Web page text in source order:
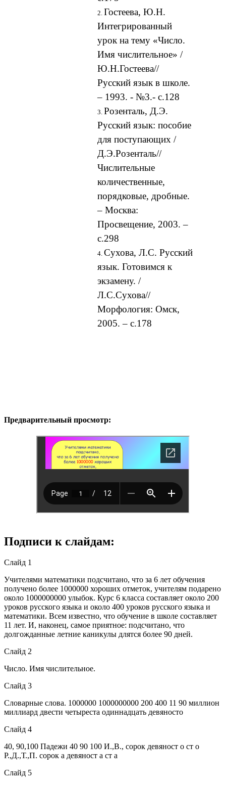
Гостеева, Ю.Н.
Интегрированный
урок на тему «Число.
Имя числительное» /
Ю.Н.Гостеева//
Русский язык в школе.
– 1993. - №3.- с.128
Розенталь, Д.Э.
Русский язык: пособие
для поступающих /
Д.Э.Розенталь//
Числительные
количественные,
порядковые, дробные.
– Москва:
Просвещение, 2003. –
с.298
Сухова, Л.С. Русский
язык. Готовимся к
экзамену. /
Л.С.Сухова//
Морфология: Омск,
2005. – с.178
Предварительный просмотр:
Подписи к слайдам:
Слайд 1
Учителями математики подсчитано, что за 6 лет обучения
получено более 1000000 хороших отметок, учителям подарено
около 1000000000 улыбок. Курс 6 класса составляет около 200
уроков русского языка и около 400 уроков русского языка и
математики. Всем известно, что обучение в школе составляет
11 лет. И, наконец, самое приятное: подсчитано, что
долгожданные летние каникулы длятся более 90 дней.
Слайд 2
Число. Имя числительное.
Слайд 3
Словарные слова. 1000000 1000000000 200 400 11 90 миллион
миллиард двести четыреста одиннадцать девяносто
Слайд 4
40, 90,100 Падежи 40 90 100 И.,В., сорок девяност о ст о
Р.,Д.,Т.,П. сорок а девяност а ст а
Слайд 5